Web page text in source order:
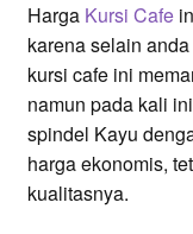
Harga Kursi Cafe
karena selain
kursi cafe ini
namun pada kali
spindel Kayu
harga ekonomis,
kualitasnya.